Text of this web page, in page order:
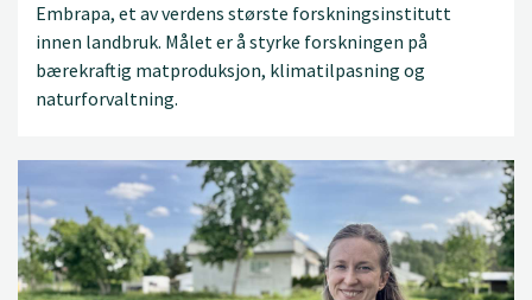
Embrapa, et av verdens største forskningsinstitutt
innen landbruk. Målet er å styrke forskningen på
bærekraftig matproduksjon, klimatilpasning og
naturforvaltning.